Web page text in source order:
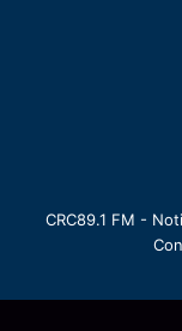
CRC89.1 FM -